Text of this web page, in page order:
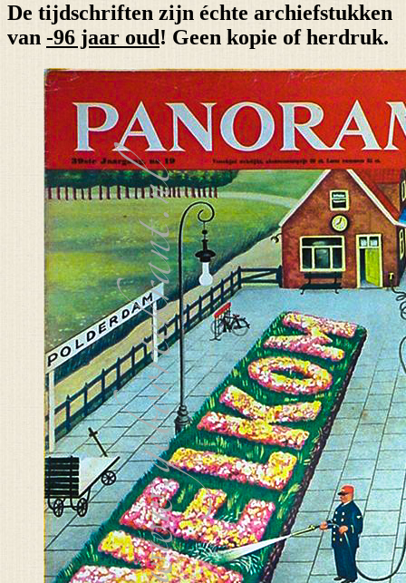
De tijdschriften zijn échte archiefstukken
van -96 jaar oud ! Geen kopie of herdruk.